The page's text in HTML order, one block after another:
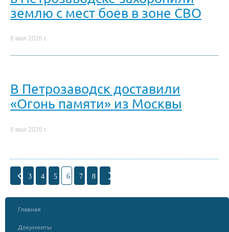
землю с мест боев в зоне СВО
8 мая 2026 г.
В Петрозаводск доставили
«Огонь памяти» из Москвы
8 мая 2026 г.
3 4 5 6 7 8
Главная
Документы